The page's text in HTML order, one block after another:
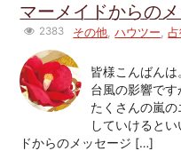
マーメイドからの
2383 その他 ,ハウツー ,
皆様こんばんは
台風の影響です
たくさんの嵐
していけると
ドからのメッセージ […]